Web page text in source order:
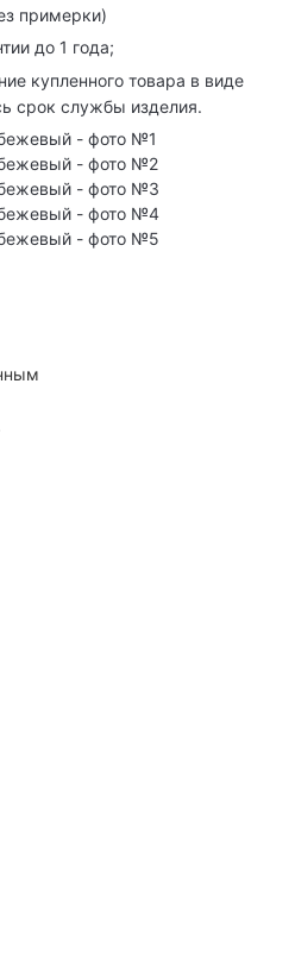
примерки)
до 1 года;
купленного товара в виде
срок службы изделия.